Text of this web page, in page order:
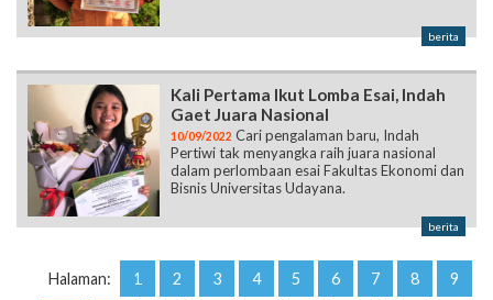
berita
Kali Pertama Ikut Lomba Esai, Indah
Gaet Juara Nasional
10/09/2022 Cari pengalaman baru, Indah
Pertiwi tak menyangka raih juara nasional
dalam perlombaan esai Fakultas Ekonomi dan
Bisnis Universitas Udayana.
berita
Halaman: 1 2 3 4 5 6 7 8 9